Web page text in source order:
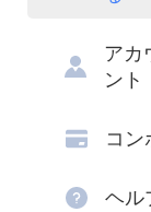
アカ
ント
コン
ヘル